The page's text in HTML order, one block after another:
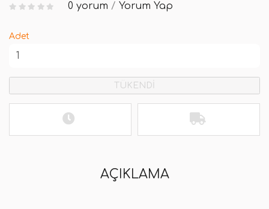
0 yorum / Yorum Yap
Adet
TÜKENDİ
AÇIKLAMA